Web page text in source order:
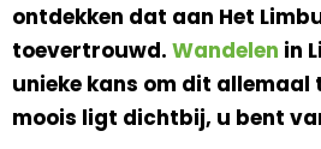
ontdekken dat aan Het
toevertrouwd. Wandelen in
unieke kans om dit allemaal
moois ligt dichtbij, u bent